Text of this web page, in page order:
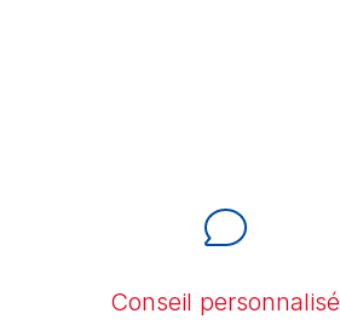
Conseil personnalisé